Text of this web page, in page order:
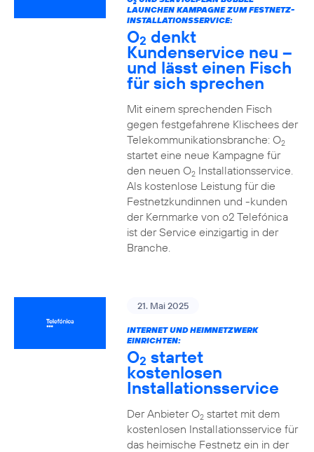
2
LAUNCHEN KAMPAGNE ZUM FESTNETZ-
INSTALLATIONSSERVICE:
O2 denkt
Kundenservice neu –
und lässt einen Fisch
für sich sprechen
Mit einem sprechenden Fisch
gegen festgefahrene Klischees der
Telekommunikationsbranche: O2
startet eine neue Kampagne für
den neuen O2Installationsservice.
Als kostenlose Leistung für die
Festnetzkundinnen und -kunden
der Kernmarke von o2 Telefónica
ist der Service einzigartig in der
Branche.
21. Mai 2025
INTERNET UND HEIMNETZWERK
EINRICHTEN:
O2 startet
kostenlosen
Installationsservice
Der Anbieter O2startet mit dem
kostenlosen Installationsservice für
das heimische Festnetz ein in der